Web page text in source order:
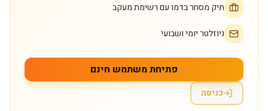
תיק מסחר בדמו עם רשימת מעקב
ניוזלטר יומי ושבועי
פתיחת משתמש חינם
כניסה